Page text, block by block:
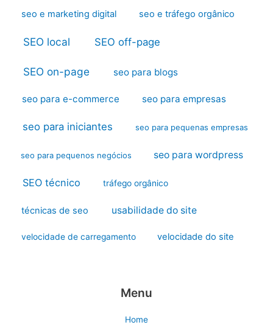
seo e marketing digital seo e tráfego orgânico
SEO local SEO off-page
SEO on-page seo para blogs
seo para e-commerce seo para empresas
seo para iniciantes seo para pequenas empresas
seo para pequenos negócios seo para wordpress
SEO técnico tráfego orgânico
técnicas de seo usabilidade do site
velocidade de carregamento velocidade do site
Menu
Home